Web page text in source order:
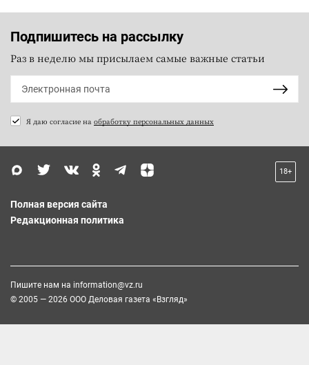
Подпишитесь на рассылку
Раз в неделю мы присылаем самые важные статьи
Я даю согласие на обработку персональных данных
18+
Полная версия сайта
Редакционная политика
Пишите нам на information@vz.ru
© 2005 — 2026 ООО Деловая газета «Взгляд»